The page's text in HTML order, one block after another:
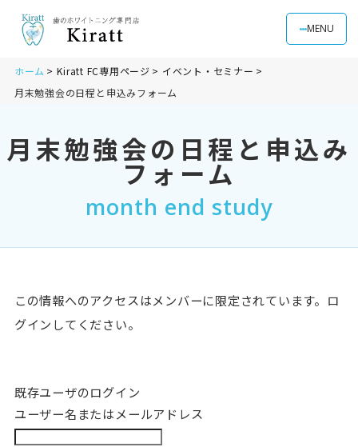
MENU
ホーム Kiratt FC専用ページ
イベント・セミナー
月末勉強会の日程と申込みフォーム
月末勉強会の日程と申込み
フォーム
month end study
この情報へのアクセスはメンバーに限定されています。ロ
グインしてください。
既存ユーザのログイン
ユーザー名またはメールアドレス